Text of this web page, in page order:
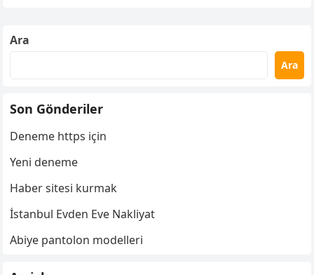
Ara
Ara
Son Gönderiler
Deneme https için
Yeni deneme
Haber sitesi kurmak
İstanbul Evden Eve Nakliyat
Abiye pantolon modelleri